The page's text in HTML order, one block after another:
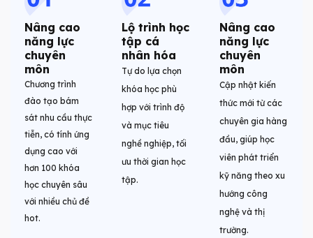
Nâng cao
năng lực
chuyên
môn
Chương trình
đào tạo bám
sát nhu cầu thực
tiễn, có tính ứng
dụng cao với
hơn 100 khóa
học chuyên sâu
với nhiều chủ đề
hot.
Lộ trình học
tập cá
nhân hóa
Tự do lựa chọn
khóa học phù
hợp với trình độ
và mục tiêu
nghề nghiệp, tối
ưu thời gian học
tập.
Nâng cao
năng lực
chuyên
môn
Cập nhật kiến
thức mới từ các
chuyên gia hàng
đầu, giúp học
viên phát triển
kỹ năng theo xu
hướng công
nghệ và thị
trường.